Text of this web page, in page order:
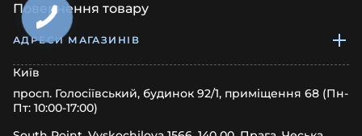
Повернення товару
АДРЕСИ МАГАЗИНІВ
Київ
просп. Голосіївський, будинок 92/1, приміщення 68 (Пн-
Пт: 10:00-17:00)